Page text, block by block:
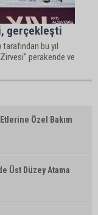
gerçekleşti
bu yıl
perakende ve
Özel Bakım
Üst Düzey Atama